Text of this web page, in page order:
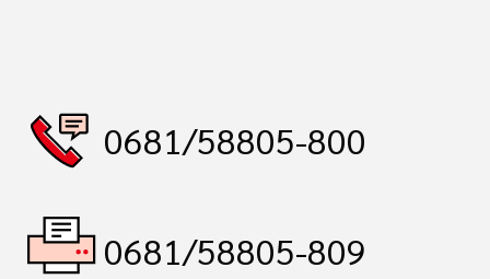
0681/58805-800
0681/58805-809